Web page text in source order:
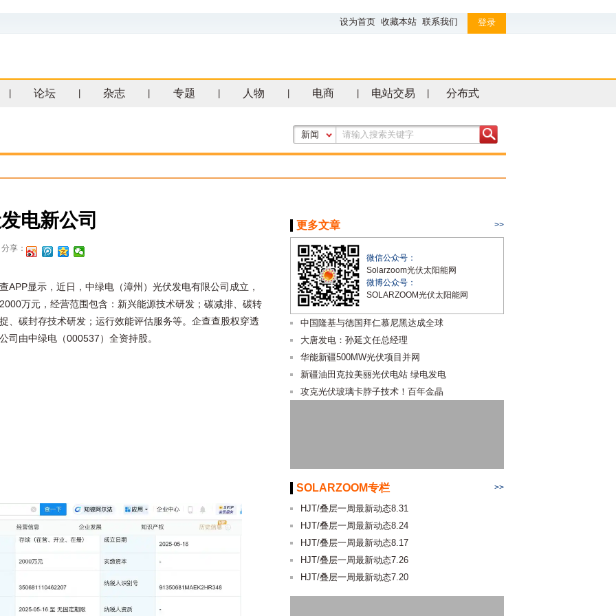
设为首页 收藏本站 联系我们 登录
论坛 杂志 专题 人物 电商 电站交易 分布式
新闻
电新公司
分享：
APP显示，近日，中绿电（漳州）光伏发电有限公司成立，
万元，经营范围包含：新兴能源技术研发；碳减排、碳转
、碳封存技术研发；运行效能评估服务等。企查查股权穿透
司由中绿电（000537）全资持股。
更多文章 >>
微信公众号：
Solarzoom光伏太阳能网
微博公众号：
SOLARZOOM光伏太阳能网
中国隆基与德国拜仁慕尼黑达成全球
大唐发电：孙延文任总经理
华能新疆500MW光伏项目并网
新疆油田克拉美丽光伏电站 绿电发电
攻克光伏玻璃卡脖子技术！百年金晶
SOLARZOOM专栏 >>
HJT/叠层一周最新动态8.31
HJT/叠层一周最新动态8.24
HJT/叠层一周最新动态8.17
HJT/叠层一周最新动态7.26
HJT/叠层一周最新动态7.20